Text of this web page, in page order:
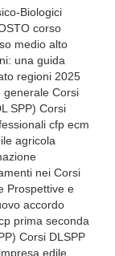
Biologici
corso
medio alto
una guida
regioni 2025
generale Corsi
SPP) Corsi
cfp ecm
agricola
nei Corsi
Prospettive e
accordo
prima seconda
Corsi DLSPP
edile